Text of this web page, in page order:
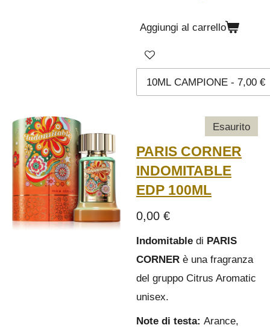
Aggiungi al carrello
Esaurito
PARIS CORNER
INDOMITABLE
EDP 100ML
0,00 €
Indomitable di PARIS
CORNER è una fragranza
del gruppo Citrus Aromatic
unisex.
Note di testa: Arance,